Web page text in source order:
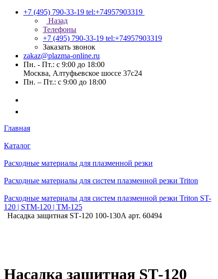
+7 (495) 790-33-19 tel:+74957903319
Назад
Телефоны
+7 (495) 790-33-19 tel:+74957903319
Заказать звонок
zakaz@plazma-online.ru
Пн. - Пт.: с 9:00 до 18:00
Москва, Алтуфьевское шоссе 37с24
Пн. – Пт.: с 9:00 до 18:00
Главная
Каталог
Расходные материалы для плазменной резки
Расходные материалы для систем плазменной резки Triton
Расходные материалы для систем плазменной резки Triton ST-
120 | STM-120 | TM-125
Насадка защитная SТ-120 100-130А арт. 60494
Насадка защитная SТ-120